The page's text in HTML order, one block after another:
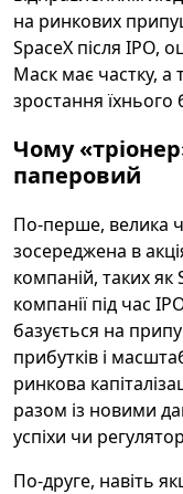
на ринкових
SpaceX після IPO,
Маск має частку, а
зростання їхнього
Чому
паперовий
По-перше, велика
зосереджена в
компаній, таких як
компанії під час
базується на
прибутків і
ринкова
разом із новими
успіхи чи
По-друге, навіть